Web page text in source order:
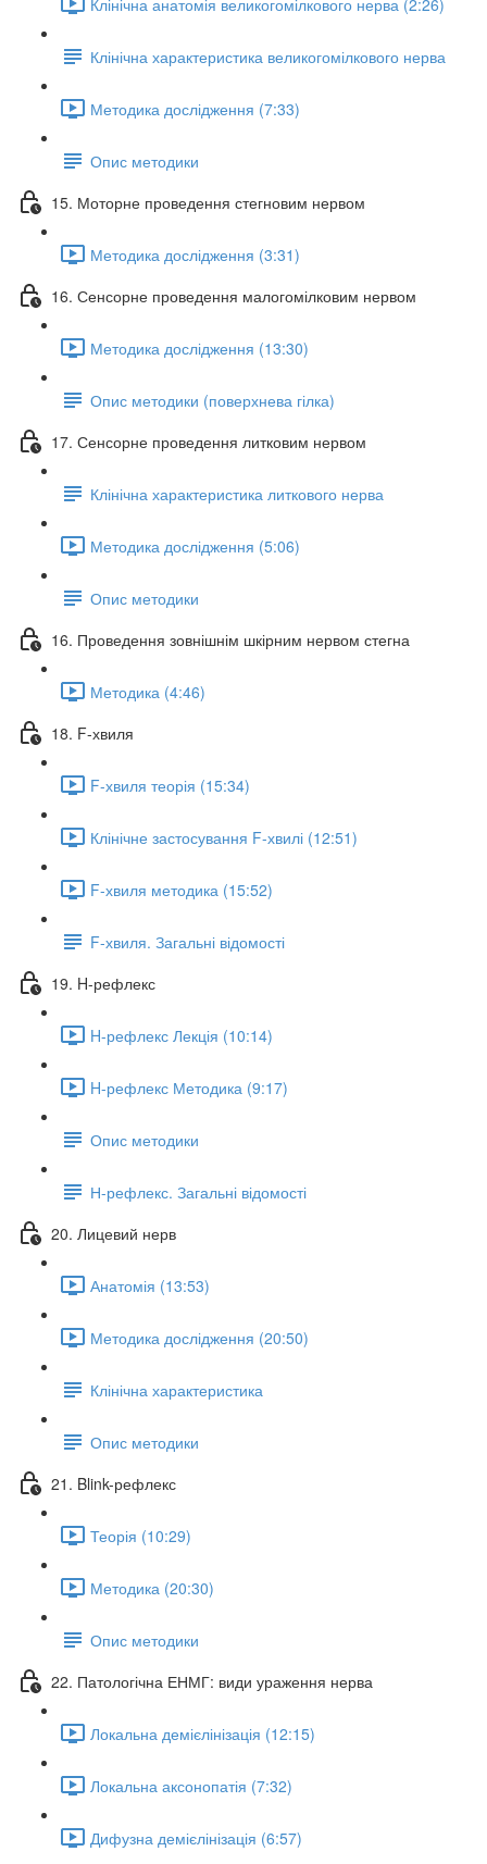
Клінічна характеристика великогомілкового нерва
Методика дослідження (7:33)
Опис методики
15. Моторне проведення стегновим нервом
Методика дослідження (3:31)
16. Сенсорне проведення малогомілковим нервом
Методика дослідження (13:30)
Опис методики (поверхнева гілка)
17. Сенсорне проведення литковим нервом
Клінічна характеристика литкового нерва
Методика дослідження (5:06)
Опис методики
16. Проведення зовнішнім шкірним нервом стегна
Методика (4:46)
18. F-хвиля
F-хвиля теорія (15:34)
Клінічне застосування F-хвилі (12:51)
F-хвиля методика (15:52)
F-хвиля. Загальні відомості
19. H-рефлекс
H-рефлекс Лекція (10:14)
H-рефлекс Методика (9:17)
Опис методики
Н-рефлекс. Загальні відомості
20. Лицевий нерв
Анатомія (13:53)
Методика дослідження (20:50)
Клінічна характеристика
Опис методики
21. Blink-рефлекс
Теорія (10:29)
Методика (20:30)
Опис методики
22. Патологічна ЕНМГ: види ураження нерва
Локальна демієлінізація (12:15)
Локальна аксонопатія (7:32)
Дифузна демієлінізація (6:57)